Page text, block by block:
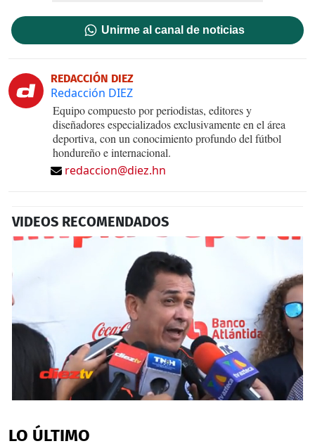
Unirme al canal de noticias
REDACCIÓN DIEZ
Redacción DIEZ
Equipo compuesto por periodistas, editores y
diseñadores especializados exclusivamente en el área
deportiva, con un conocimiento profundo del fútbol
hondureño e internacional.
redaccion@diez.hn
VIDEOS RECOMENDADOS
of
24
LO ÚLTIMO